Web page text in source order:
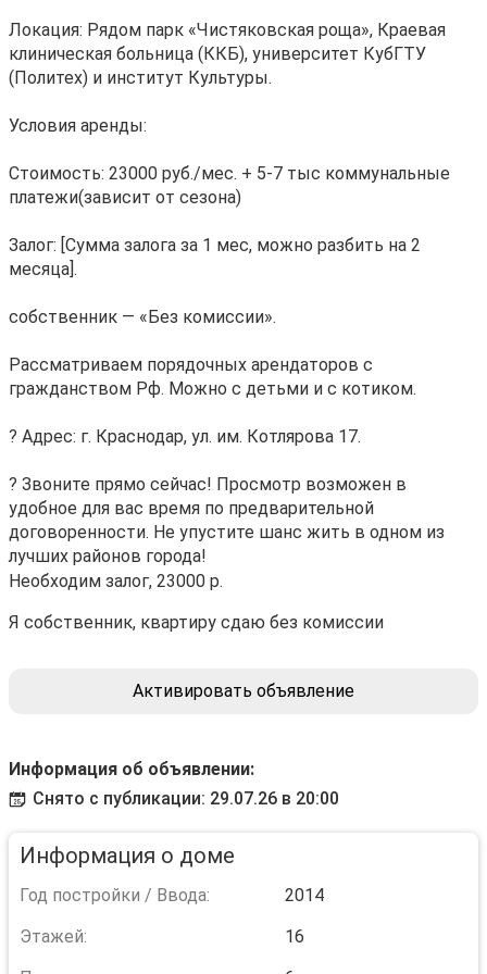
Локация: Рядом парк «Чистяковская роща», Краевая
клиническая больница (ККБ), университет КубГТУ
(Политех) и институт Культуры.
Условия аренды:
Стоимость: 23000 руб./мес. + 5-7 тыс коммунальные
платежи(зависит от сезона)
Залог: [Сумма залога за 1 мес, можно разбить на 2
месяца].
собственник — «Без комиссии».
Рассматриваем порядочных арендаторов с
гражданством Рф. Можно с детьми и с котиком.
? Адрес: г. Краснодар, ул. им. Котлярова 17.
? Звоните прямо сейчас! Просмотр возможен в
удобное для вас время по предварительной
договоренности. Не упустите шанс жить в одном из
лучших районов города!
Необходим залог, 23000 р.
Я собственник, квартиру сдаю без комиссии
Активировать объявление
Информация об объявлении:
Снято с публикации: 29.07.26 в 20:00
Информация о доме
Год постройки / Ввода:
2014
Этажей:
16